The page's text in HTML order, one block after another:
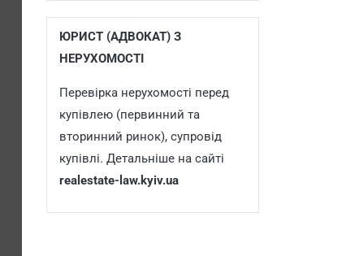
ЮРИСТ (АДВОКАТ) З
НЕРУХОМОСТІ
Перевірка нерухомості перед
купівлею (первинний та
вторинний ринок), супровід
купівлі. Детальніше на сайті
realestate-law.kyiv.ua